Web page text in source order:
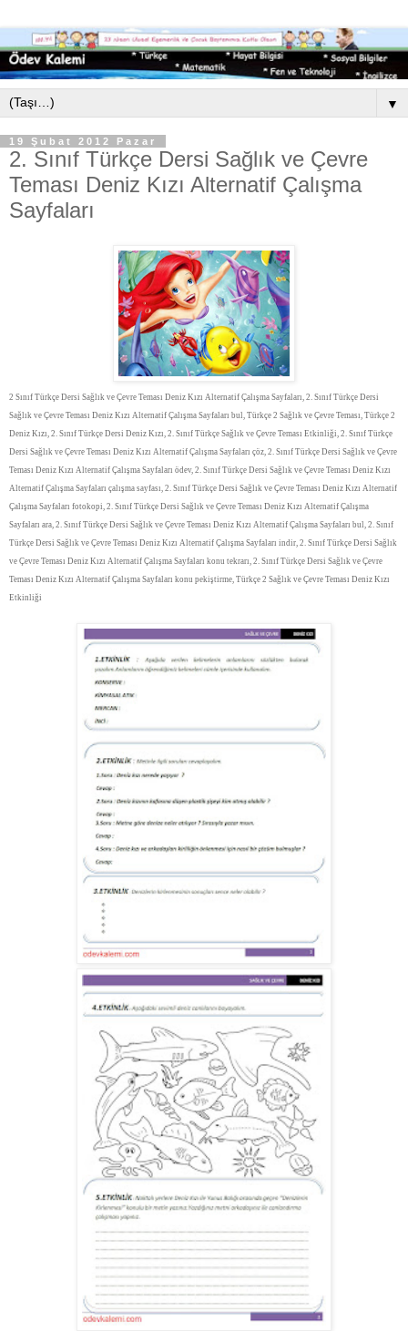
▼
19 Şubat 2012 Pazar
2. Sınıf Türkçe Dersi Sağlık ve Çevre
Teması Deniz Kızı Alternatif Çalışma
Sayfaları
2 Sınıf Türkçe Dersi Sağlık ve Çevre Teması Deniz Kızı Alternatif Çalışma Sayfaları, 2. Sınıf Türkçe Dersi
Sağlık ve Çevre Teması Deniz Kızı Alternatif Çalışma Sayfaları bul, Türkçe 2 Sağlık ve Çevre Teması, Türkçe 2
Deniz Kızı, 2. Sınıf Türkçe Dersi Deniz Kızı, 2. Sınıf Türkçe Sağlık ve Çevre Teması Etkinliği, 2. Sınıf Türkçe
Dersi Sağlık ve Çevre Teması Deniz Kızı Alternatif Çalışma Sayfaları çöz, 2. Sınıf Türkçe Dersi Sağlık ve Çevre
Teması Deniz Kızı Alternatif Çalışma Sayfaları ödev, 2. Sınıf Türkçe Dersi Sağlık ve Çevre Teması Deniz Kızı
Alternatif Çalışma Sayfaları çalışma sayfası, 2. Sınıf Türkçe Dersi Sağlık ve Çevre Teması Deniz Kızı Alternatif
Çalışma Sayfaları fotokopi, 2. Sınıf Türkçe Dersi Sağlık ve Çevre Teması Deniz Kızı Alternatif Çalışma
Sayfaları ara, 2. Sınıf Türkçe Dersi Sağlık ve Çevre Teması Deniz Kızı Alternatif Çalışma Sayfaları bul, 2. Sınıf
Türkçe Dersi Sağlık ve Çevre Teması Deniz Kızı Alternatif Çalışma Sayfaları indir, 2. Sınıf Türkçe Dersi Sağlık
ve Çevre Teması Deniz Kızı Alternatif Çalışma Sayfaları konu tekrarı, 2. Sınıf Türkçe Dersi Sağlık ve Çevre
Teması Deniz Kızı Alternatif Çalışma Sayfaları konu pekiştirme, Türkçe 2 Sağlık ve Çevre Teması Deniz Kızı
Etkinliği